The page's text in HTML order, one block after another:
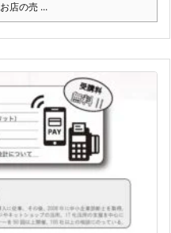
お店の売 ...